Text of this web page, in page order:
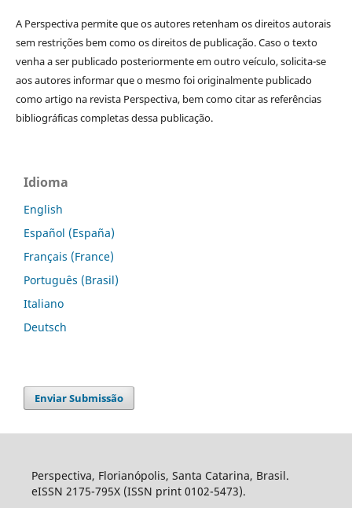
A Perspectiva permite que os autores retenham os direitos autorais
sem restrições bem como os direitos de publicação. Caso o texto
venha a ser publicado posteriormente em outro veículo, solicita-se
aos autores informar que o mesmo foi originalmente publicado
como artigo na revista Perspectiva, bem como citar as referências
bibliográficas completas dessa publicação.
Idioma
English
Español (España)
Français (France)
Português (Brasil)
Italiano
Deutsch
Enviar Submissão
Perspectiva, Florianópolis, Santa Catarina, Brasil.
eISSN 2175-795X (ISSN print 0102-5473).